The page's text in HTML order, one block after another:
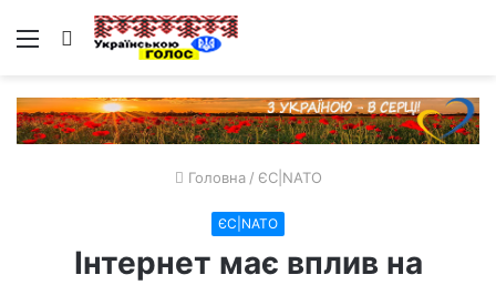
Меню Пошук
Головна / ЄС|NATO
ЄС|NATO
Інтернет має вплив на